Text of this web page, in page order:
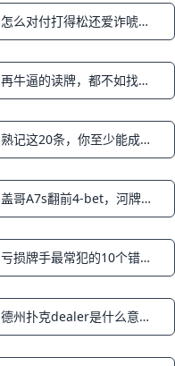
Notifications 怎么对付打得松还爱诈唬的玩家
Notifications 再牛逼的读牌，都不如找到一张全是鱼的桌子：11个选桌秘诀（中）
Notifications 熟记这20条，你至少能成为及格的熟手玩家之上篇
Notifications 盖哥A7s翻前4-bet，河牌又超池诈唬，惨被丹牛识破痛失本季HSP最大底池
Notifications 亏损牌手最常犯的10个错误！你中招没？
Notifications 德州扑克dealer是什么意思？